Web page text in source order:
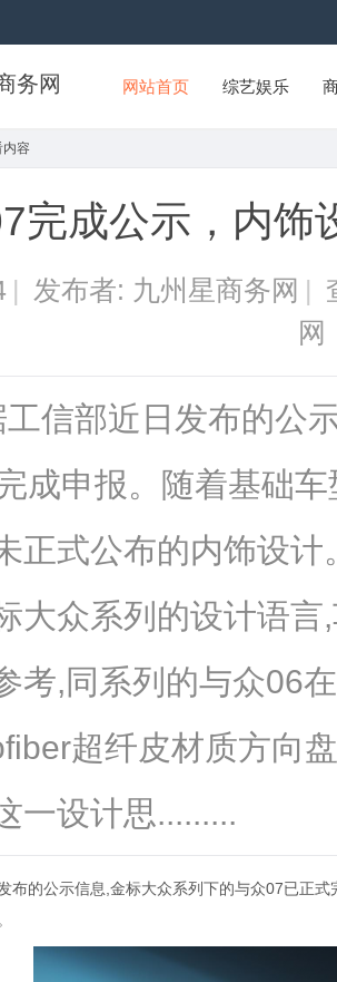
务网 网站首页 综艺娱乐
内容
完成公示，内饰
| 发布者: 九州星商务网 |
网
工信部近日发布的公
成申报。随着基础
正式公布的内饰设
大众系列的设计语
考,同系列的与众06
超纤皮材质方向
一设计思.........
的公示信息,金标大众系列下的与众07已正式